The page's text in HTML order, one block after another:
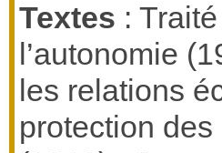
Textes :
l’autonomie
les relations
protection